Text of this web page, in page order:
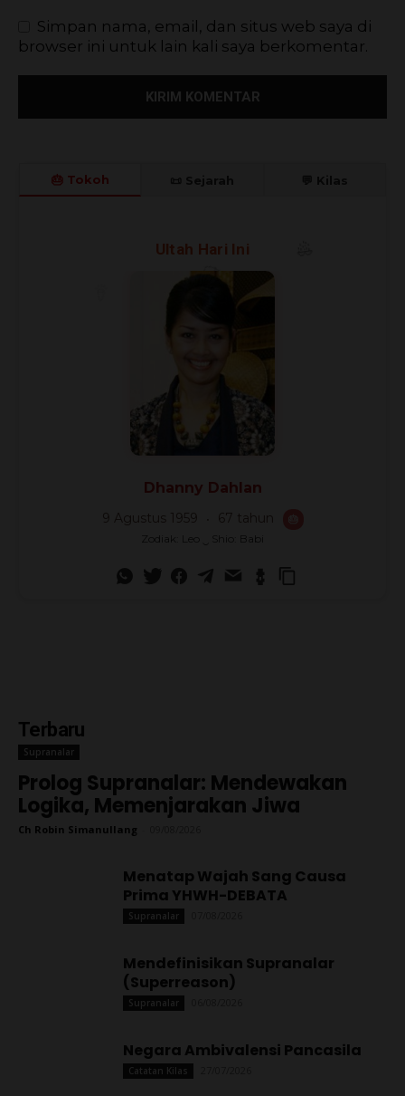
Simpan nama, email, dan situs web saya di
browser ini untuk lain kali saya berkomentar.
🎂 Tokoh
Ultah Hari Ini
Dhanny Dahlan
9 Agustus 1959 67 tahun
Zodiak: Leo ‿ Shio: Babi
Terbaru
Supranalar
Prolog Supranalar: Mendewakan
Logika, Memenjarakan Jiwa
Ch Robin Simanullang
Menatap Wajah Sang Causa
Prima YHWH-DEBATA
Supranalar
Mendefinisikan Supranalar
(Superreason)
Supranalar
Negara Ambivalensi Pancasila
Catatan Kilas